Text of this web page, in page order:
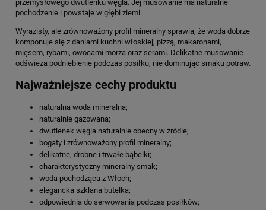
przemysłowego dwutlenku węgla. Jej musowanie ma naturalne
pochodzenie i powstaje w głębi ziemi.
Wyrazisty, ale zrównoważony profil mineralny sprawia, że woda dobrze
komponuje się z daniami kuchni włoskiej, pizzą, makaronami,
mięsem, rybami, owocami morza oraz serami. Delikatne musowanie
odświeża podniebienie podczas posiłku, nie dominując smaku potraw.
Najważniejsze cechy produktu
naturalna woda mineralna;
naturalnie gazowana;
dwutlenek węgla naturalnie obecny w źródle;
bogaty i zrównoważony profil mineralny;
delikatne, drobne i trwałe bąbelki;
charakterystyczny mineralny smak;
woda pochodząca z Włoch;
elegancka szklana butelka;
odpowiednia do serwowania podczas posiłków;